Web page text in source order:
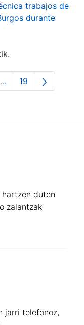
trabajos de
durante
...Intermediate Pages
Orrialdea
19
duten
zalantzak
jarri telefonoz,